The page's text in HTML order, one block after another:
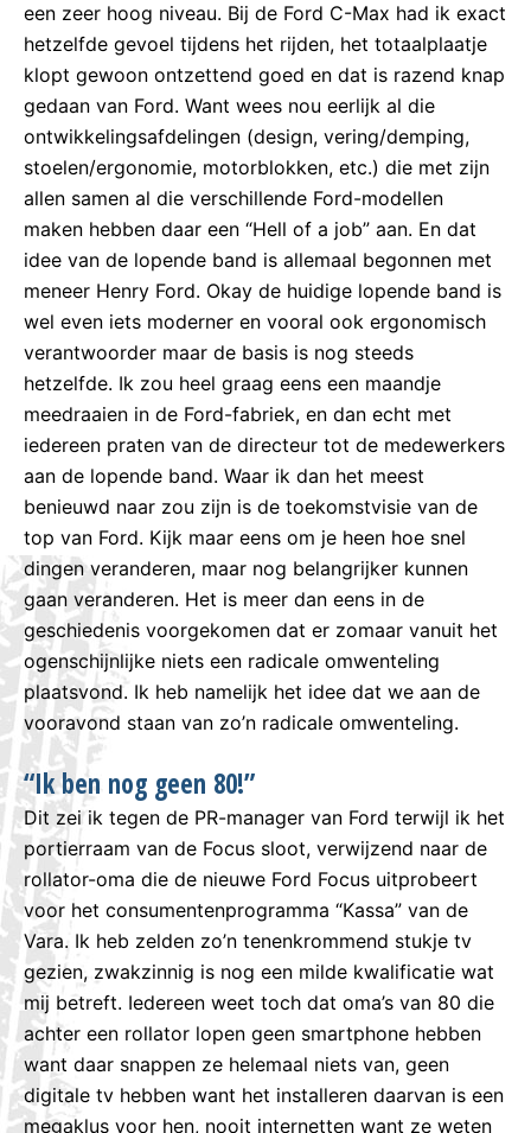
een zeer hoog niveau. Bij de Ford C-Max had ik exact
hetzelfde gevoel tijdens het rijden, het totaalplaatje
klopt gewoon ontzettend goed en dat is razend knap
gedaan van Ford. Want wees nou eerlijk al die
ontwikkelingsafdelingen (design, vering/demping,
stoelen/ergonomie, motorblokken, etc.) die met zijn
allen samen al die verschillende Ford-modellen
maken hebben daar een “Hell of a job” aan. En dat
idee van de lopende band is allemaal begonnen met
meneer Henry Ford. Okay de huidige lopende band is
wel even iets moderner en vooral ook ergonomisch
verantwoorder maar de basis is nog steeds
hetzelfde. Ik zou heel graag eens een maandje
meedraaien in de Ford-fabriek, en dan echt met
iedereen praten van de directeur tot de medewerkers
aan de lopende band. Waar ik dan het meest
benieuwd naar zou zijn is de toekomstvisie van de
top van Ford. Kijk maar eens om je heen hoe snel
dingen veranderen, maar nog belangrijker kunnen
gaan veranderen. Het is meer dan eens in de
geschiedenis voorgekomen dat er zomaar vanuit het
ogenschijnlijke niets een radicale omwenteling
plaatsvond. Ik heb namelijk het idee dat we aan de
vooravond staan van zo’n radicale omwenteling.
“Ik ben nog geen 80!”
Dit zei ik tegen de PR-manager van Ford terwijl ik het
portierraam van de Focus sloot, verwijzend naar de
rollator-oma die de nieuwe Ford Focus uitprobeert
voor het consumentenprogramma “Kassa” van de
Vara. Ik heb zelden zo’n tenenkrommend stukje tv
gezien, zwakzinnig is nog een milde kwalificatie wat
mij betreft. Iedereen weet toch dat oma’s van 80 die
achter een rollator lopen geen smartphone hebben
want daar snappen ze helemaal niets van, geen
digitale tv hebben want het installeren daarvan is een
megaklus voor hen, nooit internetten want ze weten